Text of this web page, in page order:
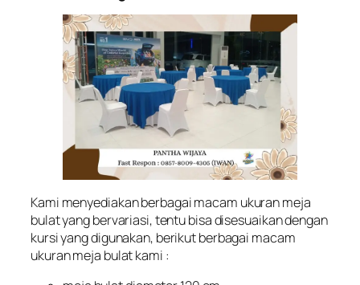
Kami menyediakan berbagai macam ukuran meja
bulat yang bervariasi, tentu bisa disesuaikan dengan
kursi yang digunakan, berikut berbagai macam
ukuran meja bulat kami :